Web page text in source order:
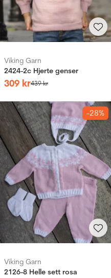
Viking Garn
2424-2c Hjerte genser
309 kr439kr
-28%
Viking Garn
2126-8 Helle sett rosa